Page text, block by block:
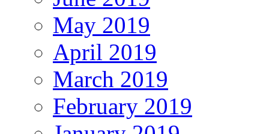
May 2019
April 2019
March 2019
February 2019